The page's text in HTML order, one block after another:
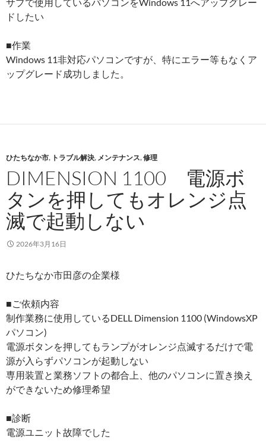
ドしたい
■作業
Windows 11非対応パソコンですが、特にエラー等もなくア
ップグレード成功しました。
ひたちなか市, トラブル解決, メンテナンス,修理
DIMENSION 1100 電源ボ
タンを押してもオレンジ点
滅で起動しない
2026年3月16日
ひたちなか市田彦の企業様
■ご依頼内容
制作業務に使用しているDELL Dimension 1100 (WindowsXP
パソコン)
電源ボタンを押してもランプがオレンジ点滅するだけで電
源が入らずパソコンが起動しない
専用装置と業務ソフトの都合上、他のパソコンに置き換え
ができないため修理希望
■診断
電源ユニット故障でした